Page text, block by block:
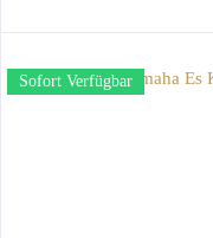
Sofort Verfügbar